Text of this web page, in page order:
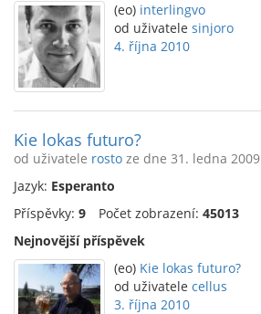
(eo) interlingvo
od uživatele sinjoro
4. října 2010
Kie lokas futuro?
od uživatele rosto ze dne 31. ledna 2009
Jazyk: Esperanto
Příspěvky: 9 Počet zobrazení: 45013
Nejnovější příspěvek
(eo) Kie lokas futuro?
od uživatele cellus
3. října 2010